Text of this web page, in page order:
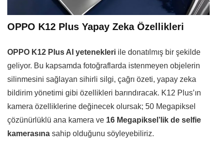
OPPO K12 Plus Yapay Zeka Özellikleri
OPPO K12 Plus AI yetenekleri ile donatılmış bir şekilde
geliyor. Bu kapsamda fotoğraflarda istenmeyen objelerin
silinmesini sağlayan sihirli silgi, çağrı özeti, yapay zeka
bildirim yönetimi gibi özellikleri barındıracak. K12 Plus’ın
kamera özelliklerine değinecek olursak; 50 Megapiksel
çözünürlüklü ana kamera ve 16 Megapiksel’lik de selfie
kamerasına sahip olduğunu söyleyebiliriz.